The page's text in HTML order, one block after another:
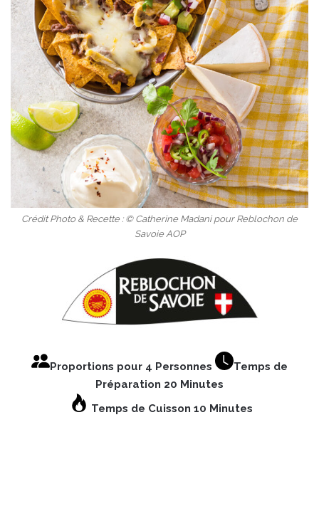
Crédit Photo & Recette : © Catherine Madani pour Reblochon de
Savoie AOP
Proportions pour 4 Personnes
Temps de
Préparation 20 Minutes
Temps de Cuisson 10 Minutes